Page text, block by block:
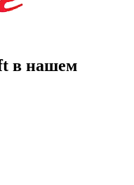
в нашем